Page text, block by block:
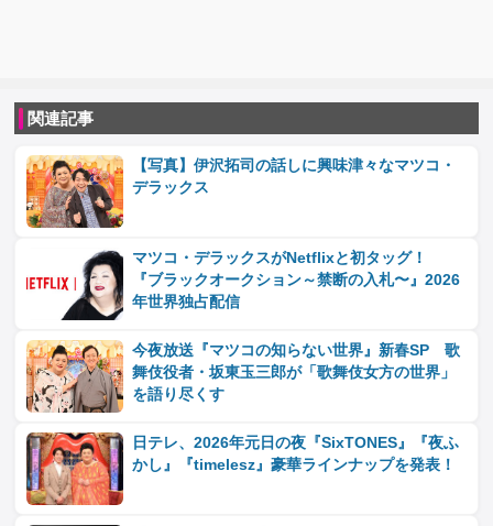
関連記事
【写真】伊沢拓司の話しに興味津々なマツコ・
デラックス
マツコ・デラックスがNetflixと初タッグ！
『ブラックオークション～禁断の入札〜』2026
年世界独占配信
今夜放送『マツコの知らない世界』新春SP 歌
舞伎役者・坂東玉三郎が「歌舞伎女方の世界」
を語り尽くす
日テレ、2026年元日の夜『SixTONES』『夜ふ
かし』『timelesz』豪華ラインナップを発表！